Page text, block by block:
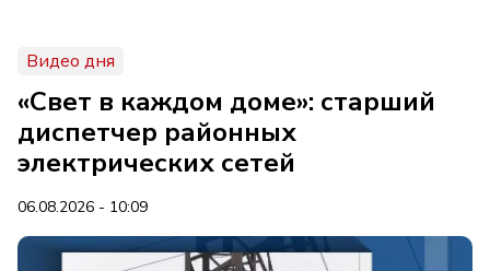
Видео дня
«Свет в каждом доме»: старший
диспетчер районных
электрических сетей
06.08.2026 - 10:09